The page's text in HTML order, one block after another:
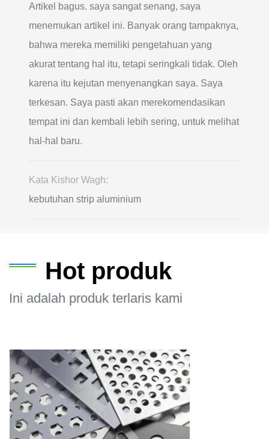
Artikel bagus. saya sangat senang, saya
menemukan artikel ini. Banyak orang tampaknya,
bahwa mereka memiliki pengetahuan yang
akurat tentang hal itu, tetapi seringkali tidak. Oleh
karena itu kejutan menyenangkan saya. Saya
terkesan. Saya pasti akan merekomendasikan
tempat ini dan kembali lebih sering, untuk melihat
hal-hal baru.
Kata Kishor Wagh:
kebutuhan strip aluminium
Hot produk
Ini adalah produk terlaris kami